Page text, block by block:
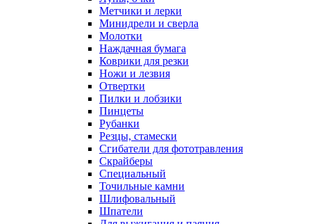
Метчики и лерки
Минидрели и сверла
Молотки
Наждачная бумага
Коврики для резки
Ножи и лезвия
Отвертки
Пилки и лобзики
Пинцеты
Рубанки
Резцы, стамески
Сгибатели для фототравления
Скрайберы
Специальный
Точильные камни
Шлифовальный
Шпатели